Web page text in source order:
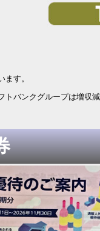
す。
トバンクグループは増収